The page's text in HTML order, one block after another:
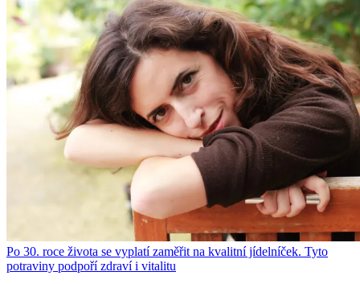
Po 30. roce života se vyplatí zaměřit na kvalitní jídelníček. Tyto
potraviny podpoří zdraví i vitalitu